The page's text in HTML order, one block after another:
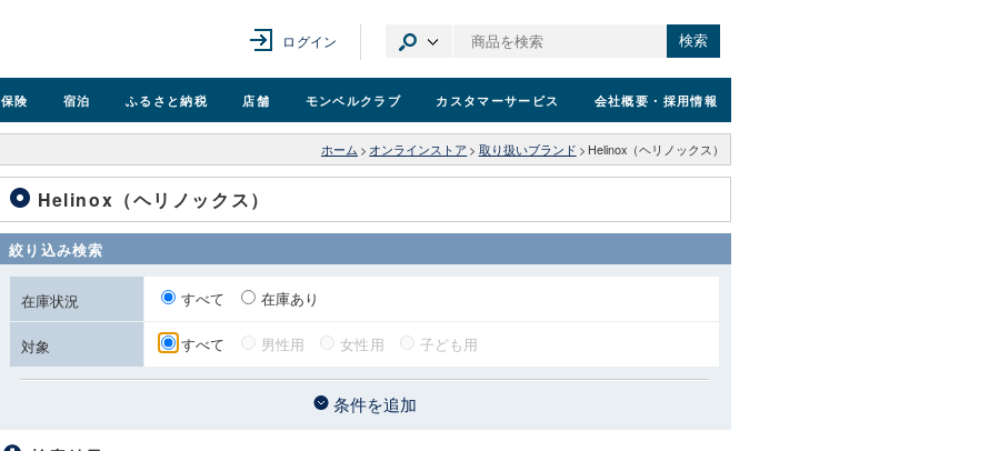
ログイン 検索
保険 宿泊 ふるさと納税 店舗 モンベルクラブ カスタマーサービス 会社概要 ・採用情報
ホーム > オンラインストア > 取り扱いブランド > Helinox（ヘリノックス）
Helinox（ヘリノックス）
絞り込み検索
在庫状況 すべて 在庫あり
対象 すべて 男性用 女性用 子ども用
条件を追加